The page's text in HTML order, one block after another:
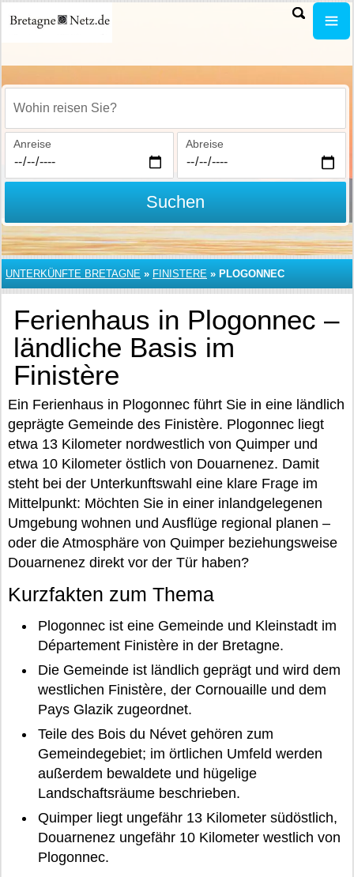
Wohin reisen Sie?
Anreise Abreise
Suchen
UNTERKÜNFTE BRETAGNE » FINISTERE » PLOGONNEC
Ferienhaus in Plogonnec –
ländliche Basis im
Finistère
Ein Ferienhaus in Plogonnec führt Sie in eine ländlich
geprägte Gemeinde des Finistère. Plogonnec liegt
etwa 13 Kilometer nordwestlich von Quimper und
etwa 10 Kilometer östlich von Douarnenez. Damit
steht bei der Unterkunftswahl eine klare Frage im
Mittelpunkt: Möchten Sie in einer inlandgelegenen
Umgebung wohnen und Ausflüge regional planen –
oder die Atmosphäre von Quimper beziehungsweise
Douarnenez direkt vor der Tür haben?
Kurzfakten zum Thema
Plogonnec ist eine Gemeinde und Kleinstadt im
Département Finistère in der Bretagne.
Die Gemeinde ist ländlich geprägt und wird dem
westlichen Finistère, der Cornouaille und dem
Pays Glazik zugeordnet.
Teile des Bois du Névet gehören zum
Gemeindegebiet; im örtlichen Umfeld werden
außerdem bewaldete und hügelige
Landschaftsräume beschrieben.
Quimper liegt ungefähr 13 Kilometer südöstlich,
Douarnenez ungefähr 10 Kilometer westlich von
Plogonnec.